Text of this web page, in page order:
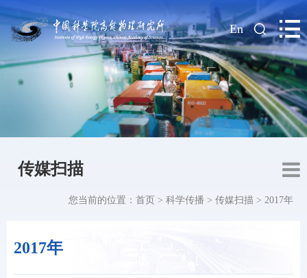
| En
传媒扫描
2017年
您当前的位置： 首页 > 科学传播 > 传媒扫描 > 2017年